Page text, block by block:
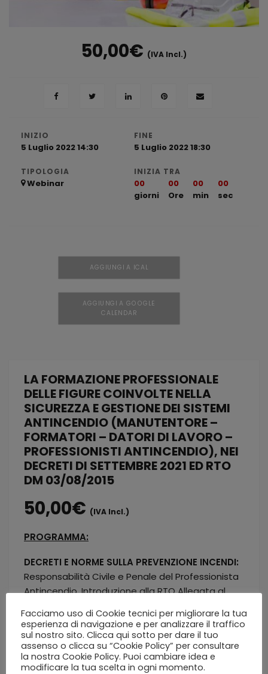
50,00€ (IVA Incl.)
INIZIO
5 Luglio 2022 14:30
FINE
5 Luglio 2022 18:30
TIPOLOGIA
Webinar
INIZIA TRA
00
giorni
00
Ore
00
min
00
sec
AGGIUNGI A ICAL
AGGIUNGI A GOOGLE
CALENDAR
LA FORMAZIONE PROFESSIONALE
DELLE FIGURE COINVOLTE NELLA
SICUREZZA E GESTIONE DEI SISTEMI
ANTINCENDIO (MANUTENTORE –
FORMATORI – DATORI DI LAVORO –
PROFESSIONISTI ANTINCENDIO), NEI
DECRETI DI SETTEMBRE 2021 ED RTO
DM 03/08/2015
50,00€ (IVA Incl.)
PROGRAMMA:
DECRETI E NORME SULLA PREVENZIONE INCENDI:
Responsabilità Civile e Penale del Professionista
Antincendio. Introduzione alla RTO Allegata al
trattazione della progettazione per la sicurezza
Antincendio cap. G1 cap.- G2 della RTO. Lo stato
dell’arte delle RTV – La valutazione del rischio
Facciamo uso di Cookie tecnici per migliorare la tua
esperienza di navigazione e per analizzare il traffico
sul nostro sito. Clicca qui sotto per dare il tuo
assenso o clicca su “Cookie Policy” per consultare
la nostra Cookie Policy. Puoi cambiare idea e
modificare la tua scelta in ogni momento.